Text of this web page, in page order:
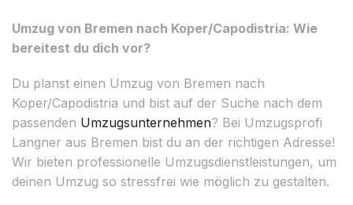
Umzug von Bremen nach Koper/Capodistria: Wie
bereitest du dich vor?
Du planst einen Umzug von Bremen nach
Koper/Capodistria und bist auf der Suche nach dem
passenden Umzugsunternehmen? Bei Umzugsprofi
Langner aus Bremen bist du an der richtigen Adresse!
Wir bieten professionelle Umzugsdienstleistungen, um
deinen Umzug so stressfrei wie möglich zu gestalten.